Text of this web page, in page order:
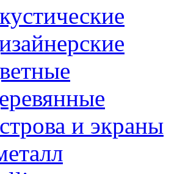
и экраны